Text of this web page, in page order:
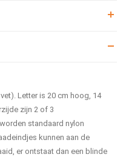
Letter is 20 cm hoog, 14
zijn 2 of 3
standaard nylon
kunnen aan de
er ontstaat dan een blinde